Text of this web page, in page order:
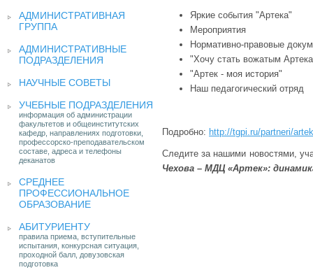
АДМИНИСТРАТИВНАЯ
ГРУППА
АДМИНИСТРАТИВНЫЕ
ПОДРАЗДЕЛЕНИЯ
НАУЧНЫЕ СОВЕТЫ
УЧЕБНЫЕ ПОДРАЗДЕЛЕНИЯ
информация об администрации
факультетов и общеинститутских
кафедр, направлениях подготовки,
профессорско-преподавательском
составе, адреса и телефоны
деканатов
СРЕДНЕЕ
ПРОФЕССИОНАЛЬНОЕ
ОБРАЗОВАНИЕ
АБИТУРИЕНТУ
правила приема, вступительные
испытания, конкурсная ситуация,
проходной балл, довузовская
подготовка
Яркие события "Артека"
Мероприятия
Нормативно-правовые
"Хочу стать вожатым
"Артек - моя история"
Наш педагогический отряд
Подробно: http://tgpi.ru/partneri/artek
Следите за нашими новостями,
Чехова – МДЦ «Артек»: